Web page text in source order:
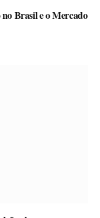
Brasil e o Mercado